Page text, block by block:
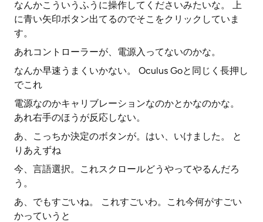
なんかこういうふうに操作してくださいみたいな。 上
に青い矢印ボタン出てるのでそこをクリックしていま
す。
あれコントローラーが、電源入ってないのかな。
なんか早速うまくいかない。 Oculus Goと同じく長押し
でこれ
電源なのかキャリブレーションなのかとかなのかな。
あれ右手のほうが反応しない。
あ、こっちか決定のボタンが。はい、いけました。 と
りあえずね
今、言語選択。これスクロールどうやってやるんだろ
う。
あ、でもすごいね。 これすごいわ。これ今何がすごい
かっていうと